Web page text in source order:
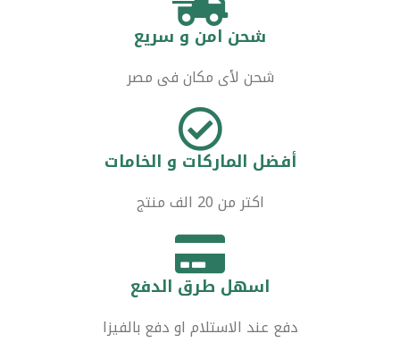
شحن امن و سريع
شحن لأى مكان فى مصر
أفضل الماركات و الخامات
اكتر من 20 الف منتج
اسهل طرق الدفع
دفع عند الاستلام او دفع بالفيزا